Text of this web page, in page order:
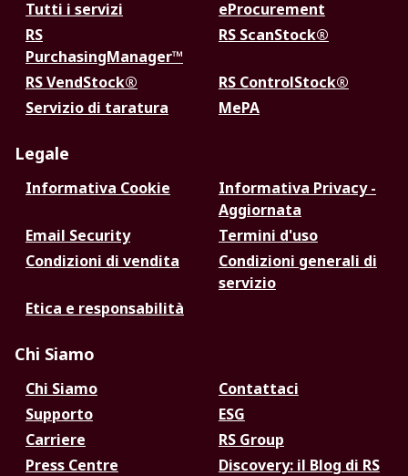
Tutti i servizi
eProcurement
RS
PurchasingManager™
RS ScanStock®
RS VendStock®
RS ControlStock®
Servizio di taratura
MePA
Legale
Informativa Cookie
Informativa Privacy -
Aggiornata
Email Security
Termini d'uso
Condizioni di vendita
Condizioni generali di
servizio
Etica e responsabilità
Chi Siamo
Chi Siamo
Contattaci
Supporto
ESG
Carriere
RS Group
Press Centre
Discovery: il Blog di RS